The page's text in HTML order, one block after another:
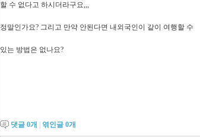
할 수 없다고 하시더라구요,,,
정말인가요? 그리고 만약 안된다면 내외국인이 같이 여행할 수
있는 방법은 없나요?
댓글 0개 엮인글 0개